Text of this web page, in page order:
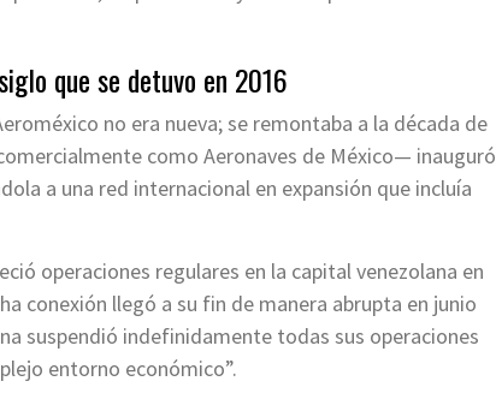
que se detuvo en 2016
no era nueva; se remontaba a la década de
como Aeronaves de México— inauguró
a una red internacional en expansión que incluía
operaciones regulares en la capital venezolana en
conexión llegó a su fin de manera abrupta en junio
suspendió indefinidamente todas sus operaciones
entorno económico”.